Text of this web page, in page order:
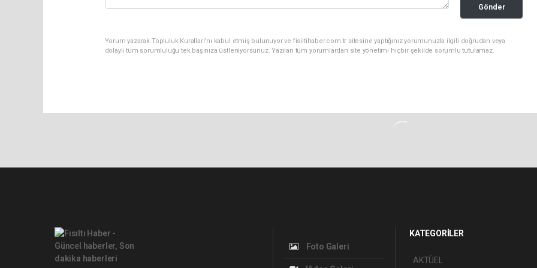
Gönder
Yorum yazarak Topluluk Kuralları’nı kabul etmiş bulunuyor ve fisiltihaber.com.tr sitesine yaptığınız yorumunuzla ilgili doğrudan veya
dolaylı tüm sorumluluğu tek başınıza üstleniyorsunuz. Yazılan tüm yorumlardan site yönetimi hiçbir şekilde sorumlu tutulamaz.
Foto Galeri
KATEGORİLER
AKTÜEL